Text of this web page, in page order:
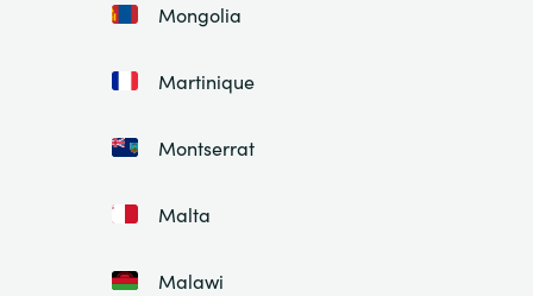
Mongolia
Martinique
Montserrat
Malta
Malawi